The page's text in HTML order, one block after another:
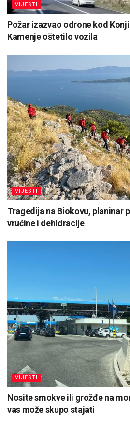
VIJESTI
Požar izazvao odrone kod
Kamenje oštetilo vozila
VIJESTI
Tragedija na Biokovu, planinar
vrućine i dehidracije
VIJESTI
Nosite smokve ili grožđe na
vas može skupo stajati